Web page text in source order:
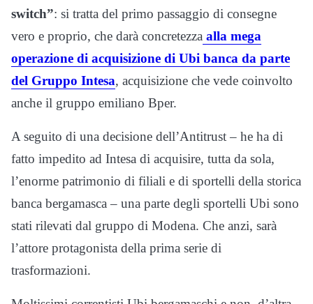
switch”: si tratta del primo passaggio di consegne
vero e proprio, che darà concretezza alla mega
operazione di acquisizione di Ubi banca da parte
del Gruppo Intesa, acquisizione che vede coinvolto
anche il gruppo emiliano Bper.
A seguito di una decisione dell’Antitrust – he ha di
fatto impedito ad Intesa di acquisire, tutta da sola,
l’enorme patrimonio di filiali e di sportelli della storica
banca bergamasca – una parte degli sportelli Ubi sono
stati rilevati dal gruppo di Modena. Che anzi, sarà
l’attore protagonista della prima serie di
trasformazioni.